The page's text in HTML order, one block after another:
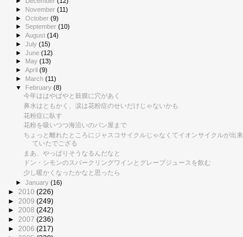
► November(11)
►October(9)
►September(10)
►August(14)
►July(15)
►June(12)
►
May(13)
►April(9)
► March(11)
▼ February(8)
今年ははやばやと鼓膜に穴があく
鼻水はともかく、涙は花粉症のせいだけじゃないかも
花粉症に臥す
花粉を吸いつつ海沿いのパン屋まで
ちょっと離れたところにジャスコサイクルじゃなくてイオンサイクルが出来
ていたでござる
まあ、やっぱりそうなるんだなと
ドン・シモンのスパークリングワインとグレープジュースを飲む
少し暖かくなったかなと思ったら
►January(16)
► 2010 (226)
► 2009 (249)
► 2008 (242)
► 2007 (236)
► 2006 (217)